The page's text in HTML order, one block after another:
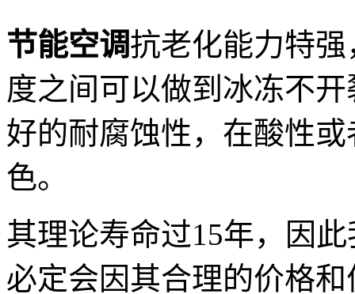
节能空调抗老化能力特强
度之间可以做到冰冻不
好的耐腐蚀性，在酸性
色。
其理论寿命过15年，因
必定会因其合理的价格